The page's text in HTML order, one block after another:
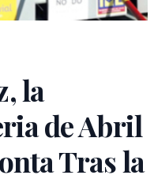
la
de Abril
Tras la